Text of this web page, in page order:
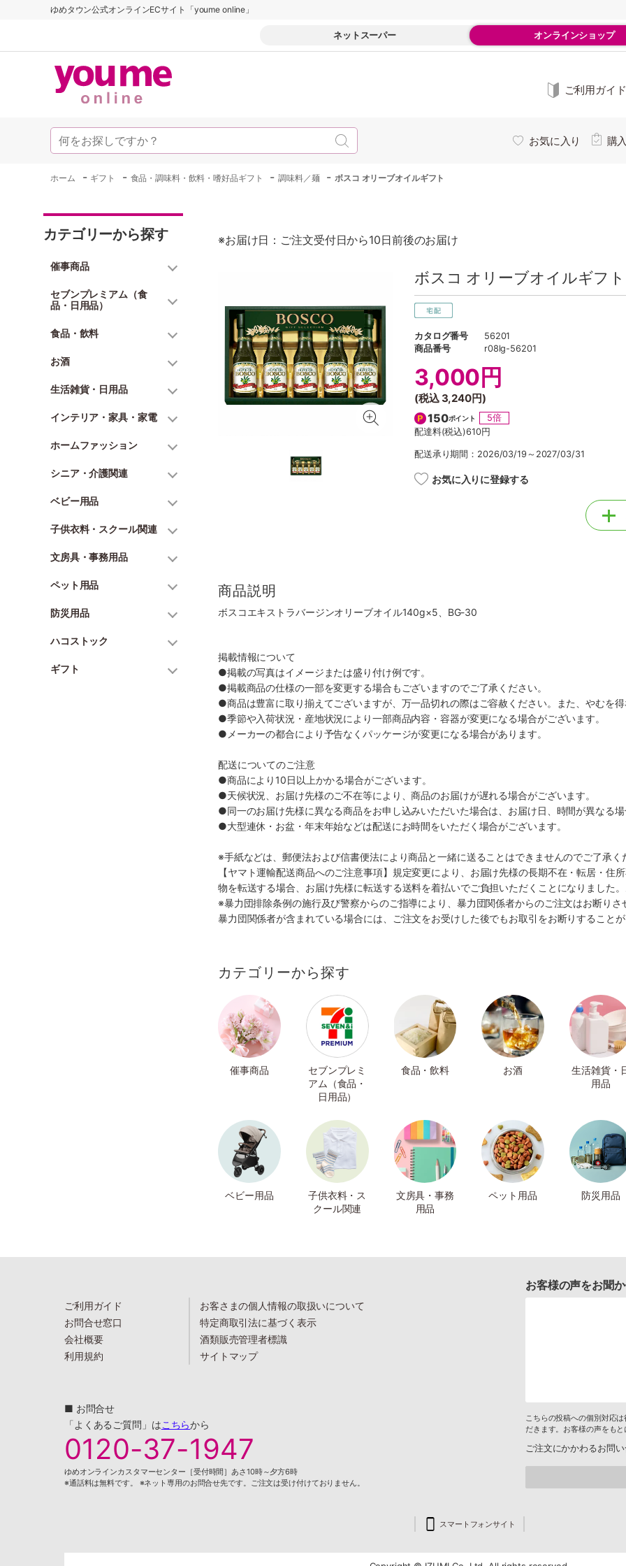
ゆめタウン公式オンラインECサイト「youme online」
ネットスーパー オンラインショップ
ご利用ガイド
お気に入り 購
ホーム - ギフト - 食品・調味料・飲料・嗜好品ギフト -調味料／麺 -ボスコ オリーブオイルギフト
カテゴリーから探す
催事商品
セブンプレミアム（食
品・日用品）
食品・飲料
お酒
生活雑貨・日用品
インテリア・家具・家電
ホームファッション
シニア・介護関連
ベビー用品
子供衣料・スクール関連
文房具・事務用品
ペット用品
防災用品
ハコストック
ギフト
※お届け日：ご注文受付日から10日前後のお届け
ボスコ オリーブオイルギフ
カタログ番号
56201
商品番号
r08lg-56201
3,000円
(税込 3,240円)
150ポイント
5倍
配達料(税込)610円
配送承り期間：2026/03/19～2027/03/31
お気に入りに登録する
商品説明
ボスコエキストラバージンオリーブオイル140g×5、BG-30
掲載情報について
●掲載の写真はイメージまたは盛り付け例です。
●掲載商品の仕様の一部を変更する場合もございますのでご了承ください。
●商品は豊富に取り揃えてございますが、万一品切れの際はご容赦ください。また、やむを
●季節や入荷状況・産地状況により一部商品内容・容器が変更になる場合がございます。
●メーカーの都合により予告なくパッケージが変更になる場合があります。
配送についてのご注意
●商品により10日以上かかる場合がございます。
●天候状況、お届け先様のご不在等により、商品のお届けが遅れる場合がございます。
●同一のお届け先様に異なる商品をお申し込みいただいた場合は、お届け日、時間が異なる場
●大型連休・お盆・年末年始などは配送にお時間をいただく場合がございます。
※手紙などは、郵便法および信書便法により商品と一緒に送ることはできませんのでご了承く
【ヤマト運輸配送商品へのご注意事項】規定変更により、お届け先様の長期不在・転居・
物を転送する場合、お届け先様に転送する送料を着払いでご負担いただくことになりました
※暴力団排除条例の施行及び警察からのご指導により、暴力団関係者からのご注文はお断り
暴力団関係者が含まれている場合には、ご注文をお受けした後でもお取引をお断りすること
カテゴリーから探す
催事商品
セブンプレミ
アム（食品・
日用品）
食品・飲料 お酒
生活雑貨・
用品
ベビー用品
子供衣料・ス
クール関連
文房具・事務
用品
ペット用品 防災用品
ご利用ガイド
お問合せ窓口
会社概要
利用規約
お客さまの個人情報の取扱いについて
特定商取引法に基づく表示
酒類販売管理者標識
サイトマップ
■ お問合せ
「よくあるご質問」はこちらから
0120-37-1947
ゆめオンラインカスタマーセンター［受付時間］あさ10時～夕方6時
※通話料は無料です。 ※ネット専用のお問合せ先です。ご注文は受け付けておりません。
お客様の声をお聞
こちらの投稿への個別対応
だきます。お客様の声をも
ご注文にかかわるお問
スマートフォンサイト